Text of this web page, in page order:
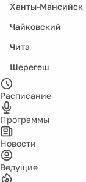
Ханты-Мансийск
Чайковский
Чита
Шерегеш
Расписание
Программы
Новости
Ведущие